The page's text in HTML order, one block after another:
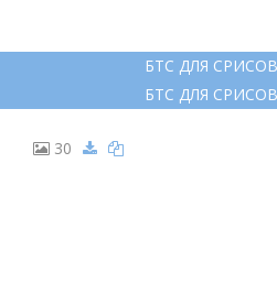
БТС ДЛЯ
БТС ДЛЯ
30